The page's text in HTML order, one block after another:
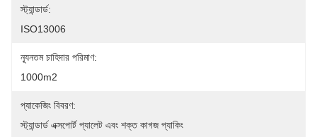
স্ট্যান্ডার্ড:
ISO13006
ন্যূনতম চাহিদার পরিমাণ:
1000m2
প্যাকেজিং বিবরণ:
স্ট্যান্ডার্ড এক্সপোর্ট প্যালেট এবং শক্ত কাগজ প্যাকিং